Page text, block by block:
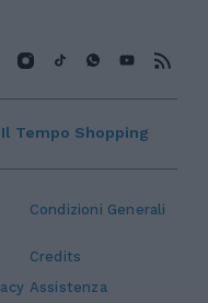
Condizioni Generali
Credits
Assistenza
Il Tempo Shopping